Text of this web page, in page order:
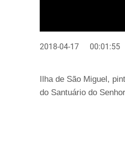
2018-04-17 00:01:55
Ilha de São Miguel,
do Santuário do